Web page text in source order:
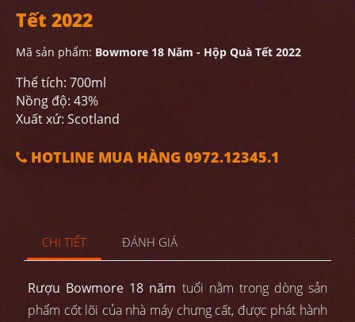
Tết 2022
Mã sản phẩm: Bowmore 18 Năm - Hộp Quà Tết 2022
Thể tích: 700ml
Nồng độ: 43%
Xuất xứ: Scotland
HOTLINE MUA HÀNG 0972.12345.1
CHI TIẾT ĐÁNH GIÁ
Rượu Bowmore 18 năm tuổi nằm trong dòng sản
phẩm cốt lõi của nhà máy chưng cất, được phát hành